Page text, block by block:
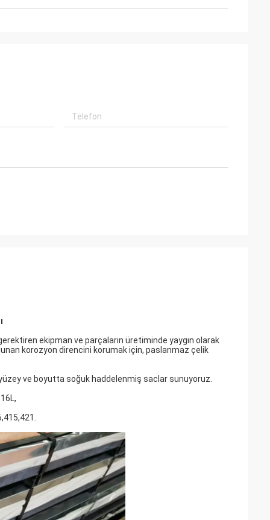
ekipman ve parçaların üretiminde yaygın olarak
korozyon direncini korumak için, paslanmaz çelik
ve boyutta soğuk haddelenmiş saclar sunuyoruz.